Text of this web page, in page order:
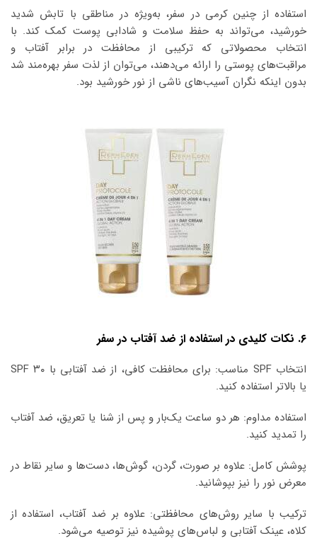
استفاده از چنین کرمی در سفر، به‌ویژه در مناطقی با تابش شدید
خورشید، می‌تواند به حفظ سلامت و شادابی پوست کمک کند. با
انتخاب محصولاتی که ترکیبی از محافظت در برابر آفتاب و
مراقبت‌های پوستی را ارائه می‌دهند، می‌توان از لذت سفر بهره‌مند شد
بدون اینکه نگران آسیب‌های ناشی از نور خورشید بود.
۶. نکات کلیدی در استفاده از ضد آفتاب در سفر
انتخاب SPF مناسب: برای محافظت کافی، از ضد آفتابی با SPF ۳۰
یا بالاتر استفاده کنید.
استفاده مداوم: هر دو ساعت یک‌بار و پس از شنا یا تعریق، ضد آفتاب
را تمدید کنید.
پوشش کامل: علاوه بر صورت، گردن، گوش‌ها، دست‌ها و سایر نقاط در
معرض نور را نیز بپوشانید.
ترکیب با سایر روش‌های محافظتی: علاوه بر ضد آفتاب، استفاده از
کلاه، عینک آفتابی و لباس‌های پوشیده نیز توصیه می‌شود.